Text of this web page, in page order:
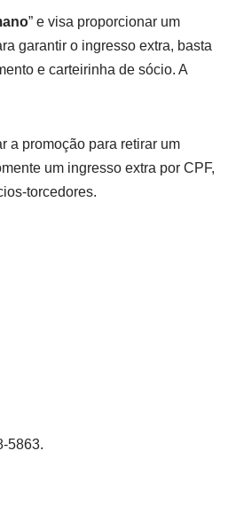
” e visa proporcionar um
garantir o ingresso extra, basta
e carteirinha de sócio. A
a promoção para retirar um
um ingresso extra por CPF,
torcedores.
5863.